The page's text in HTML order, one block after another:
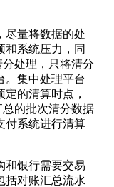
量将数据的处
和系统压力，同
处理，只将清分
。集中处理平台
的清算时点，
的批次清分数据
付系统进行清算
银行需要交易
括对账汇总流水